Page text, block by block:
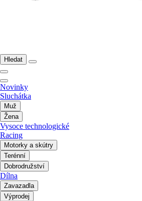
Hledat
Novinky
Sluchátka
Muž
Žena
Vysoce technologické
Racing
Motorky a skútry
Terénní
Dobrodružství
Dílna
Zavazadla
Výprodej